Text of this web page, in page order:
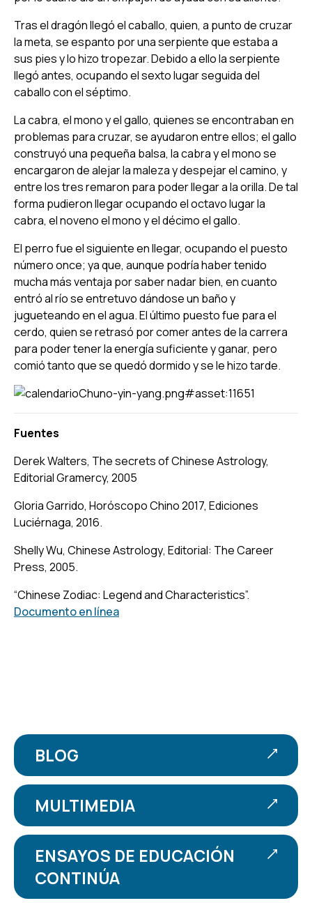
Tras el dragón llegó el caballo, quien, a punto de cruzar
la meta, se espanto por una serpiente que estaba a
sus pies y lo hizo tropezar. Debido a ello la serpiente
llegó antes, ocupando el sexto lugar seguida del
caballo con el séptimo.
La cabra, el mono y el gallo, quienes se encontraban en
problemas para cruzar, se ayudaron entre ellos; el gallo
construyó una pequeña balsa, la cabra y el mono se
encargaron de alejar la maleza y despejar el camino, y
entre los tres remaron para poder llegar a la orilla. De tal
forma pudieron llegar ocupando el octavo lugar la
cabra, el noveno el mono y el décimo el gallo.
El perro fue el siguiente en llegar, ocupando el puesto
número once; ya que, aunque podría haber tenido
mucha más ventaja por saber nadar bien, en cuanto
entró al río se entretuvo dándose un baño y
jugueteando en el agua. El último puesto fue para el
cerdo, quien se retrasó por comer antes de la carrera
para poder tener la energía suficiente y ganar, pero
comió tanto que se quedó dormido y se le hizo tarde.
Fuentes
Derek Walters, The secrets of Chinese Astrology,
Editorial Gramercy, 2005
Gloria Garrido, Horóscopo Chino 2017, Ediciones
Luciérnaga, 2016.
Shelly Wu, Chinese Astrology, Editorial: The Career
Press, 2005.
“Chinese Zodiac: Legend and Characteristics”.
Documento en línea
BLOG
MULTIMEDIA
ENSAYOS DE EDUCACIÓN
CONTINÚA